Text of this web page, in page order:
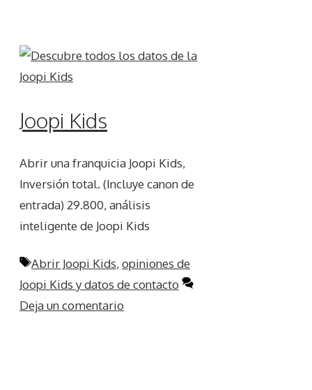
Joopi Kids
Abrir una franquicia Joopi Kids,
Inversión total. (Incluye canon de
entrada) 29.800, análisis
inteligente de Joopi Kids
Etiquetas
Abrir Joopi Kids, opiniones de
Joopi Kids y datos de contacto
Deja un comentario